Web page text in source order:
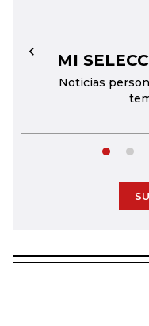
MI
Noticias
←